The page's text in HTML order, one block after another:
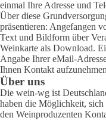
einmal Ihre Adresse und
Über diese
präsentieren: Angefangen
Text und Bildform über
Weinkarte als Download.
Angabe Ihrer eMail-
Ihnen Kontakt
Über uns
Die wein-wg ist
haben die Möglichkeit,
den Weinproduzenten